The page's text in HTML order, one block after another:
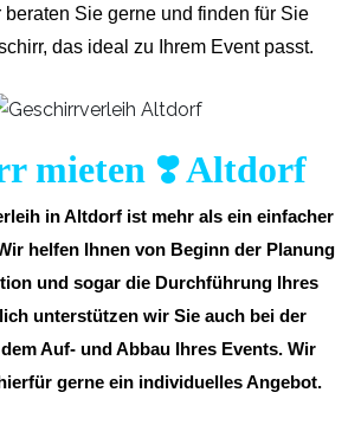
beraten Sie gerne und finden für Sie
das ideal zu Ihrem Event passt.
mieten ❣️ Altdorf
in Altdorf ist mehr als ein einfacher
helfen Ihnen von Beginn der Planung
und sogar die Durchführung Ihres
unterstützen wir Sie auch bei der
Auf- und Abbau Ihres Events. Wir
gerne ein individuelles Angebot.